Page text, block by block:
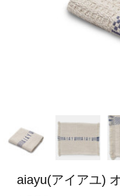
aiayu(アイアユ)